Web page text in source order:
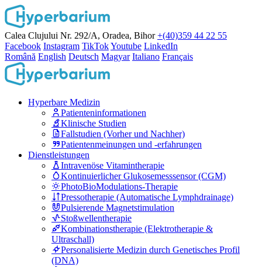
Calea Clujului Nr. 292/A, Oradea, Bihor +(40)359 44 22 55
Facebook Instagram TikTokYoutube LinkedIn
Română English Deutsch Magyar Italiano Français
Hyperbare Medizin
Patienteninformationen
Klinische Studien
Fallstudien (Vorher und Nachher)
Patientenmeinungen und -erfahrungen
Dienstleistungen
Intravenöse Vitamintherapie
Kontinuierlicher Glukosemesssensor (CGM)
PhotoBioModulations-Therapie
Pressotherapie (Automatische Lymphdrainage)
Pulsierende Magnetstimulation
Stoßwellentherapie
Kombinationstherapie (Elektrotherapie &
Ultraschall)
Personalisierte Medizin durch Genetisches Profil
(DNA)